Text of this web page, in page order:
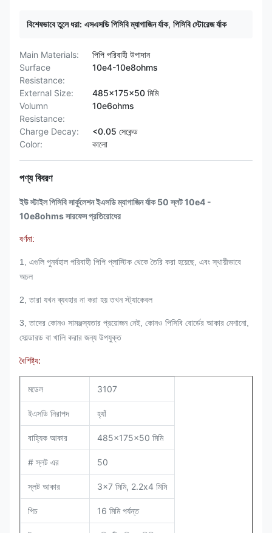
বিশেষভাবে তুলে ধরা: এসএসডি পিসিবি ম্যাগাজিন র্যাক, পিসিবি স্টোরেজ র্যাক
Main Materials:
পিপি পরিবাহী উপাদান
Surface
Resistance:
10e4-10e8ohms
External Size:
485x175x50 মিমি
Volumn
Resistance:
10e6ohms
Charge Decay:
<0.05 সেকেন্ড
Color:
কালো
পণ্য বিবরণ
ইউ স্টাইল পিসিবি সার্কুলেশন ইএসডি ম্যাগাজিন র্যাক 50 স্লট 10e4 -
10e8ohms সারফেস প্রতিরোধের
বর্ণনা:
1, এগুলি পুনর্বহাল পরিবাহী পিপি প্লাস্টিক থেকে তৈরি করা হয়েছে, এবং স্থায়ীভাবে
অচল
2, তারা যখন ব্যবহার না করা হয় তখন স্ট্যাকেবল
3, তাদের কোনও সামঞ্জস্যতার প্রয়োজন নেই, কোনও পিসিবি বোর্ডের আকার মেশানো,
সোল্ডারড বা খালি করার জন্য উপযুক্ত
বৈশিষ্ট্য:
মডেল 3107
ইএসডি নিরাপদ হ্যাঁ
বাহ্যিক আকার 485x175x50 মিমি
# স্লট এর 50
স্লট আকার 3x7 মিমি, 2.2x4 মিমি
পিচ 16 মিমি পর্যন্ত